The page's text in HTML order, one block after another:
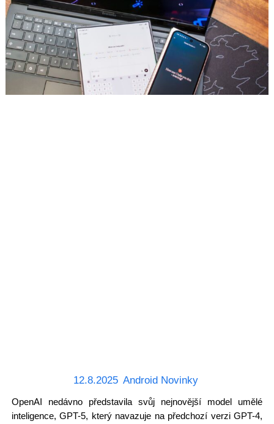
12.8.2025 Android Novinky
OpenAI nedávno představila svůj nejnovější model umělé
inteligence, GPT-5, který navazuje na předchozí verzi GPT-4,